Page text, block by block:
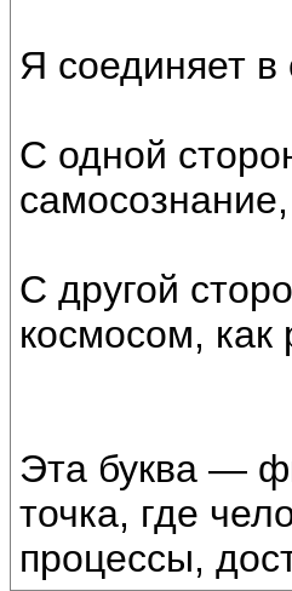
Я соединяет
С одной
С другой
космосом, как
Эта буква —
точка, где
процессы,